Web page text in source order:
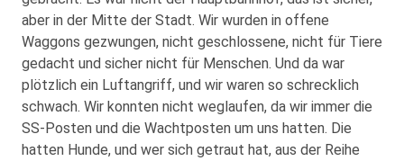
aber in der Mitte der Stadt. Wir wurden in offene
Waggons gezwungen, nicht geschlossene, nicht für Tiere
gedacht und sicher nicht für Menschen. Und da war
plötzlich ein Luftangriff, und wir waren so schrecklich
schwach. Wir konnten nicht weglaufen, da wir immer die
SS-Posten und die Wachtposten um uns hatten. Die
hatten Hunde, und wer sich getraut hat, aus der Reihe